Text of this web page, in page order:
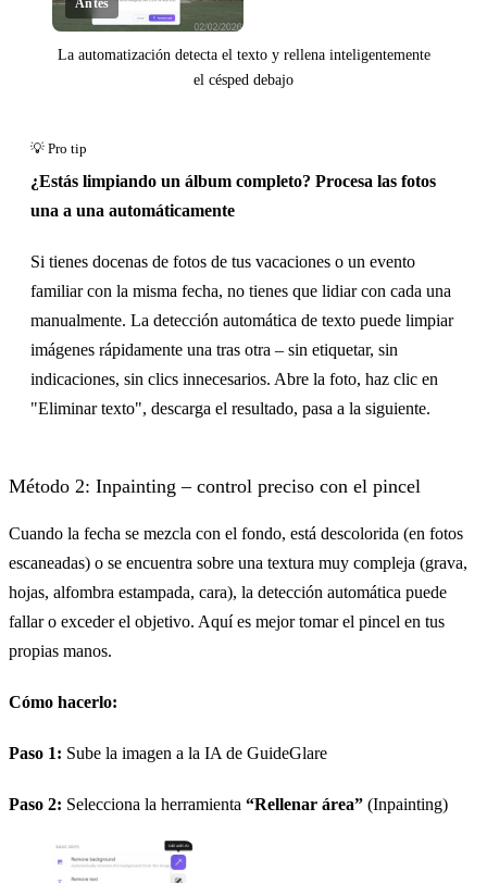
La automatización detecta el texto y rellena inteligentemente
el césped debajo
¿Estás limpiando un álbum completo? Procesa las fotos
una a una automáticamente
Si tienes docenas de fotos de tus vacaciones o un evento
familiar con la misma fecha, no tienes que lidiar con cada una
manualmente. La detección automática de texto puede limpiar
imágenes rápidamente una tras otra – sin etiquetar, sin
indicaciones, sin clics innecesarios. Abre la foto, haz clic en
"Eliminar texto", descarga el resultado, pasa a la siguiente.
Método 2: Inpainting – control preciso con el pincel
Cuando la fecha se mezcla con el fondo, está descolorida (en fotos
escaneadas) o se encuentra sobre una textura muy compleja (grava,
hojas, alfombra estampada, cara), la detección automática puede
fallar o exceder el objetivo. Aquí es mejor tomar el pincel en tus
propias manos.
Cómo hacerlo:
Paso 1: Sube la imagen a la IA de GuideGlare
Paso 2: Selecciona la herramienta “Rellenar área” (Inpainting)